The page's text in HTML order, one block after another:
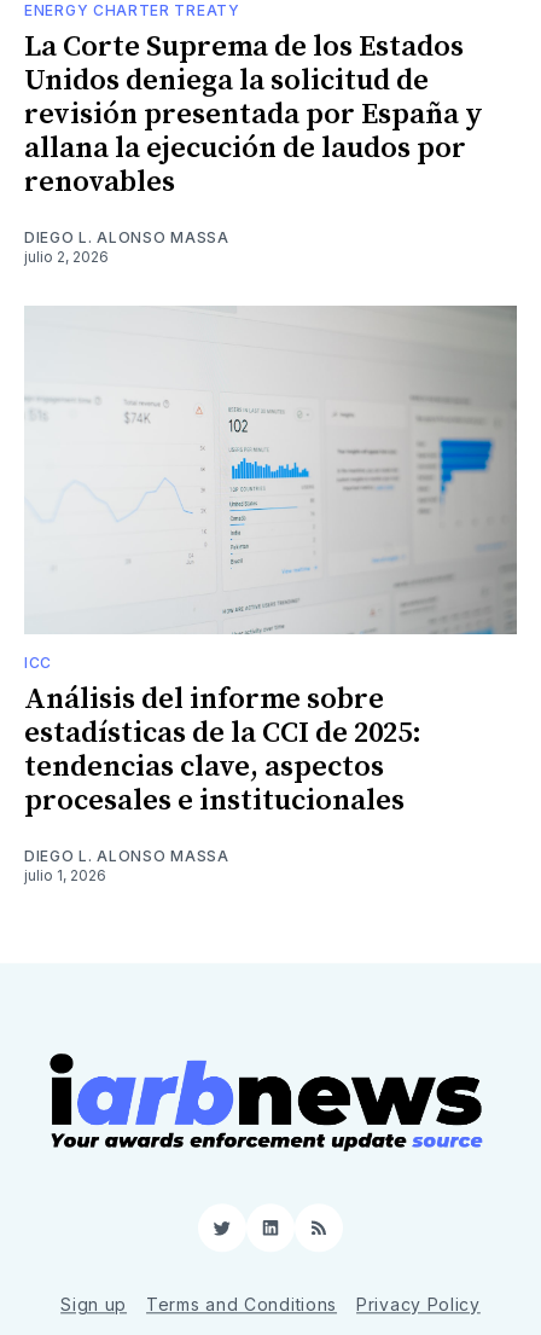
ENERGY CHARTER TREATY
La Corte Suprema de los Estados
Unidos deniega la solicitud de
revisión presentada por España y
allana la ejecución de laudos por
renovables
DIEGO L. ALONSO MASSA
julio 2, 2026
ICC
Análisis del informe sobre
estadísticas de la CCI de 2025:
tendencias clave, aspectos
procesales e institucionales
DIEGO L. ALONSO MASSA
julio 1, 2026
TwitterLinkedIn
RSS
Sign up Terms and Conditions Privacy Policy